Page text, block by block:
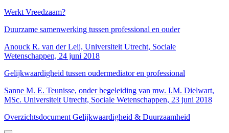
Werkt Vreedzaam?
Duurzame samenwerking tussen professional en ouder
Anouck R. van der Leij, Universiteit Utrecht, Sociale
Wetenschappen, 24 juni 2018
Gelijkwaardigheid tussen oudermediator en professional
Sanne M. E. Teunisse, onder begeleiding van mw. I.M. Dielwart,
MSc. Universiteit Utrecht, Sociale Wetenschappen, 23 juni 2018
Overzichtsdocument Gelijkwaardigheid & Duurzaamheid